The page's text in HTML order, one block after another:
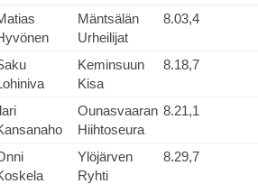
Mäntsälän
Urheilijat
8.03,4
Keminsuun
Kisa
8.18,7
Ounasvaaran
Hiihtoseura
8.21,1
Ylöjärven
Ryhti
8.29,7